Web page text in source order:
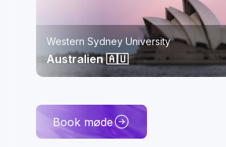
Southern Cross University, Gold Coast
Australien 🇦🇺
Book møde